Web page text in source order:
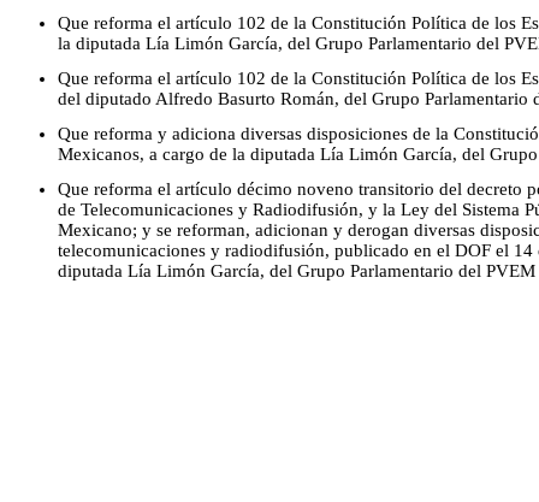
Que reforma el artículo 102 de la Constitución Política de los
la diputada Lía Limón García, del Grupo Parlamentario del
Que reforma el artículo 102 de la Constitución Política de los
del diputado Alfredo Basurto Román, del Grupo Parlamentario
Que reforma y adiciona diversas disposiciones de la
Mexicanos, a cargo de la diputada Lía Limón García, del
Que reforma el artículo décimo noveno transitorio del decreto
de Telecomunicaciones y Radiodifusión, y la Ley del Sistema
Mexicano; y se reforman, adicionan y derogan diversas
telecomunicaciones y radiodifusión, publicado en el DOF el
diputada Lía Limón García, del Grupo Parlamentario del PVEM